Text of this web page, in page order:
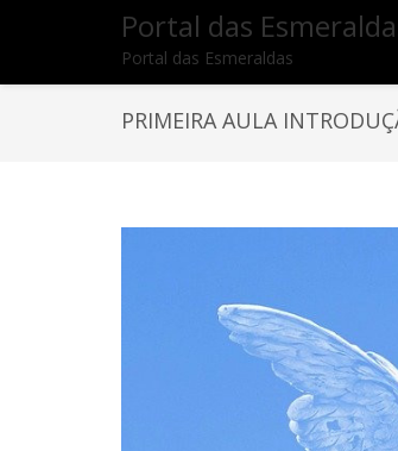
Portal das
Portal das Esmeraldas
PRIMEIRA AULA